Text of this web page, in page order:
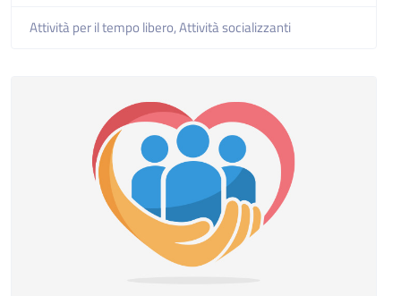
Attività per il tempo libero,Attività socializzanti